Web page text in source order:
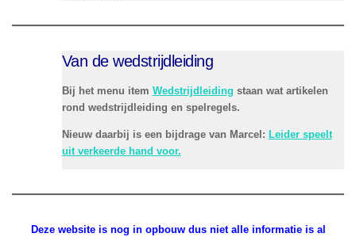
Van de wedstrijdleiding
Bij het menu item Wedstrijdleiding staan wat artikelen
rond wedstrijdleiding en spelregels.
Nieuw daarbij is een bijdrage van Marcel: Leider speelt
uit verkeerde hand voor.
Deze website is nog in opbouw dus niet alle informatie is al